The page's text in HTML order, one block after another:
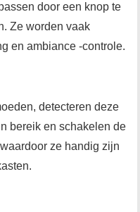
door een knop te
Ze worden vaak
en ambiance -controle.
detecteren deze
bereik en schakelen de
ze handig zijn